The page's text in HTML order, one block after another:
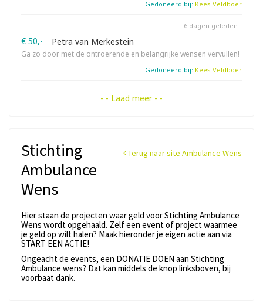
Gedoneerd bij: Kees Veldboer
€ 50,- Petra van Merkestein
Ga zo door met de ontroerende en belangrijke wensen vervullen!
6 dagen geleden
Gedoneerd bij: Kees Veldboer
- - Laad meer - -
Terug naar site Ambulance Wens
Stichting
Ambulance
Wens
Hier staan de projecten waar geld voor Stichting Ambulance
Wens wordt opgehaald. Zelf een event of project waarmee
je geld op wilt halen? Maak hieronder je eigen actie aan via
START EEN ACTIE!
Ongeacht de events, een DONATIE DOEN aan Stichting
Ambulance wens? Dat kan middels de knop linksboven, bij
voorbaat dank.